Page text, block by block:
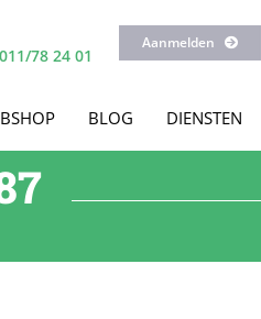
011/78 24 01
Aanmelden
BLOG DIENSTEN